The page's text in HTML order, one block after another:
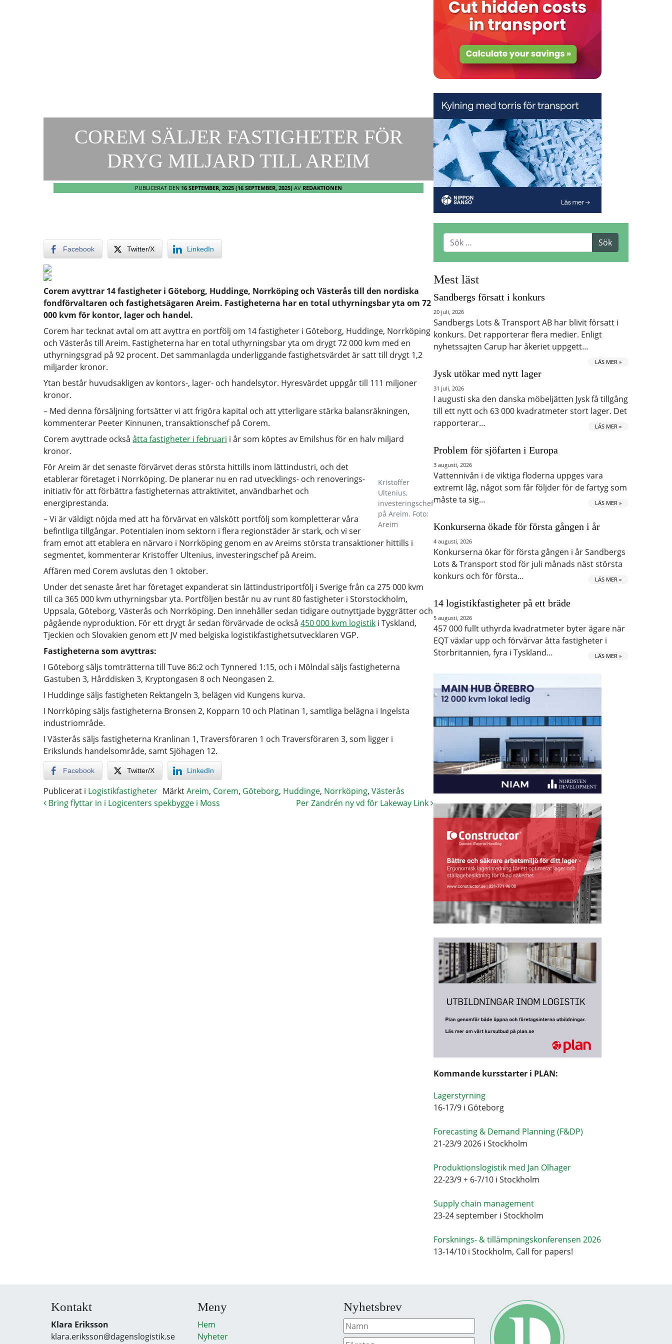
COREM SÄLJER FASTIGHETER FÖR
DRYG MILJARD TILL AREIM
PUBLICERAT DEN 16 SEPTEMBER, 2025 (16 SEPTEMBER, 2025) AV REDAKTIONEN
Facebook Twitter/X LinkedIn
Corem avyttrar 14 fastigheter i Göteborg, Huddinge, Norrköping och Västerås till den nordiska
fondförvaltaren och fastighetsägaren Areim. Fastigheterna har en total uthyrningsbar yta om 72
000 kvm för kontor, lager och handel.
Corem har tecknat avtal om att avyttra en portfölj om 14 fastigheter i Göteborg, Huddinge, Norrköping
och Västerås till Areim. Fastigheterna har en total uthyrningsbar yta om drygt 72 000 kvm med en
uthyrningsgrad på 92 procent. Det sammanlagda underliggande fastighetsvärdet är satt till drygt 1,2
miljarder kronor.
Ytan består huvudsakligen av kontors-, lager- och handelsytor. Hyresvärdet uppgår till 111 miljoner
kronor.
– Med denna försäljning fortsätter vi att frigöra kapital och att ytterligare stärka balansräkningen,
kommenterar Peeter Kinnunen, transaktionschef på Corem.
Corem avyttrade också åtta fastigheter i februari i år som köptes av Emilshus för en halv miljard
kronor.
Kristoffer
Ultenius,
investeringschef
på Areim. Foto:
Areim
För Areim är det senaste förvärvet deras största hittills inom lättindustri, och det
etablerar företaget i Norrköping. De planerar nu en rad utvecklings- och renoverings-
initiativ för att förbättra fastigheternas attraktivitet, användbarhet och
energiprestanda.
– Vi är väldigt nöjda med att ha förvärvat en välskött portfölj som kompletterar våra
befintliga tillgångar. Potentialen inom sektorn i flera regionstäder är stark, och vi ser
fram emot att etablera en närvaro i Norrköping genom en av Areims största transaktioner hittills i
segmentet, kommenterar Kristoffer Ultenius, investeringschef på Areim.
Affären med Corem avslutas den 1 oktober.
Under det senaste året har företaget expanderat sin lättindustriportfölj i Sverige från ca 275 000 kvm
till ca 365 000 kvm uthyrningsbar yta. Portföljen består nu av runt 80 fastigheter i Storstockholm,
Uppsala, Göteborg, Västerås och Norrköping. Den innehåller sedan tidigare outnyttjade byggrätter och
pågående nyproduktion. För ett drygt år sedan förvärvade de också 450 000 kvm logistik i Tyskland,
Tjeckien och Slovakien genom ett JV med belgiska logistikfastighetsutvecklaren VGP.
Fastigheterna som avyttras:
I Göteborg säljs tomträtterna till Tuve 86:2 och Tynnered 1:15, och i Mölndal säljs fastigheterna
Gastuben 3, Hårddisken 3, Kryptongasen 8 och Neongasen 2.
I Huddinge säljs fastigheten Rektangeln 3, belägen vid Kungens kurva.
I Norrköping säljs fastigheterna Bronsen 2, Kopparn 10 och Platinan 1, samtliga belägna i Ingelsta
industriområde.
I Västerås säljs fastigheterna Kranlinan 1, Traversföraren 1 och Traversföraren 3, som ligger i
Erikslunds handelsområde, samt Sjöhagen 12.
Facebook Twitter/X LinkedIn
Publicerat i Logistikfastigheter MärktAreim, Corem, Göteborg, Huddinge, Norrköping, Västerås
Bring flyttar in i Logicenters spekbygge i Moss
Per Zandrén ny vd för Lakeway Link
Mest läst
Sandbergs försatt i konkurs
20 juli, 2026
Sandbergs Lots & Transport AB har blivit försatt i
konkurs. Det rapporterar flera medier. Enligt
nyhetssajten Carup har åkeriet uppgett…
LÄS MER »
Jysk utökar med nytt lager
31 juli, 2026
I augusti ska den danska möbeljätten Jysk få tillgång
till ett nytt och 63 000 kvadratmeter stort lager. Det
rapporterar…
LÄS MER »
Problem för sjöfarten i Europa
3 augusti, 2026
Vattennivån i de viktiga floderna uppges vara
extremt låg, något som får följder för de fartyg som
måste ta sig…
LÄS MER »
Konkurserna ökade för första gången i år
4 augusti, 2026
Konkurserna ökar för första gången i år Sandbergs
Lots & Transport stod för juli månads näst största
konkurs och för första…
LÄS MER »
14 logistikfastigheter på ett bräde
5 augusti, 2026
457 000 fullt uthyrda kvadratmeter byter ägare när
EQT växlar upp och förvärvar åtta fastigheter i
Storbritannien, fyra i Tyskland…
LÄS MER »
Kommande kursstarter i PLAN:
Lagerstyrning
16-17/9 i Göteborg
Forecasting & Demand Planning (F&DP)
21-23/9 2026 i Stockholm
Produktionslogistik med Jan Olhager
22-23/9 + 6-7/10 i Stockholm
Supply chain management
23-24 september i Stockholm
Forsknings- & tillämpningskonferensen 2026
13-14/10 i Stockholm, Call for papers!
Kontakt
Klara Eriksson
klara.eriksson@dagenslogistik.se
Meny
Hem
Nyheter
Nyhetsbrev